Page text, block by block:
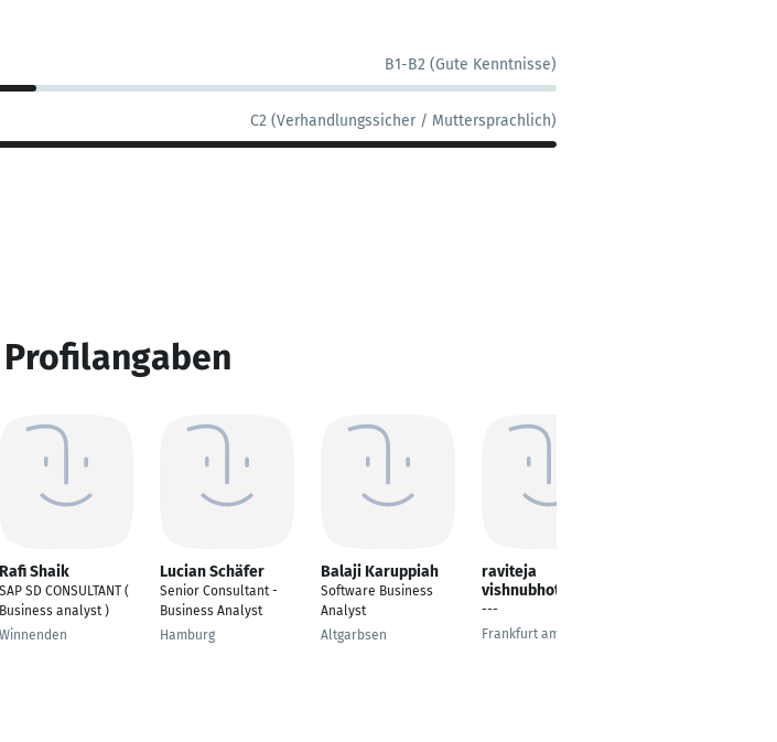
B1-B2 (Gute Kenntnisse)
C2 (Verhandlungssicher / Muttersprachlich)
Rafi Shaik
SAP SD CONSULTANT (
Business analyst )
Winnenden
Lucian Schäfer
Senior Consultant -
Business Analyst
Hamburg
Balaji Karuppiah
Software Business
Analyst
Altgarbsen
raviteja
vishnubhotla
---
Frankfurt am Main